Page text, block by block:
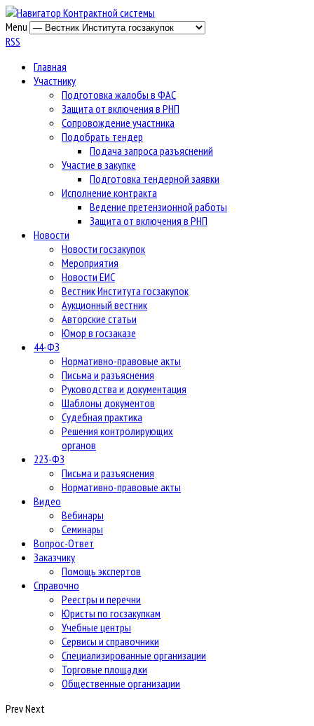
Menu
RSS
Главная
Участнику
Подготовка жалобы в ФАС
Защита от включения в РНП
Сопровождение участника
Подобрать тендер
Подача запроса разъяснений
Участие в закупке
Подготовка тендерной заявки
Исполнение контракта
Ведение претензионной работы
Защита от включения в РНП
Новости
Новости госзакупок
Мероприятия
Новости ЕИС
Вестник Института госзакупок
Аукционный вестник
Авторские статьи
Юмор в госзаказе
44-ФЗ
Нормативно-правовые акты
Письма и разъяснения
Руководства и документация
Шаблоны документов
Судебная практика
Решения контролирующих
органов
223-ФЗ
Письма и разъяснения
Нормативно-правовые акты
Видео
Вебинары
Семинары
Вопрос-Ответ
Заказчику
Помощь экспертов
Справочно
Реестры и перечни
Юристы по госзакупкам
Учебные центры
Сервисы и справочники
Специализированные организации
Торговые площадки
Общественные организации
PrevNext